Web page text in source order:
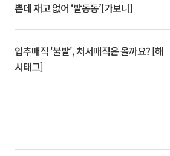
쁜데 재고 없어 ‘발동동’[가보니]
입추매직 '불발', 처서매직은 올까요? [해
시태그]